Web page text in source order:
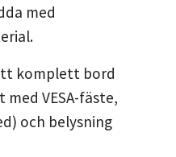
med
komplett bord
VESA-fäste,
och belysning